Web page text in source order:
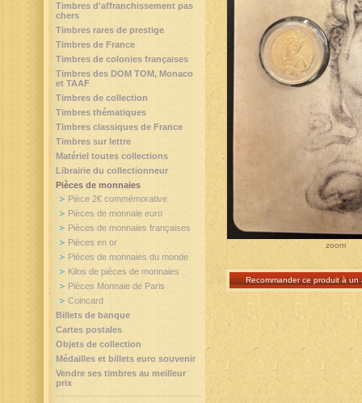
zoom
Recommander ce produit à un
Timbres d'affranchissement pas
chers
Timbres rares de prestige
Timbres de France
Timbres de colonies françaises
Timbres des DOM TOM, Monaco
et TAAF
Timbres de collection
Timbres thématiques
Timbres classiques de France
Timbres sur lettre
Matériel toutes collections
Librairie du collectionneur
Pièces de monnaies
Pièce 2€ commémorative
Pièces de monnaie euro
Pièces de monnaies françaises
Pièces en or
Pièces de monnaies du monde
Kilos de pièces de monnaies
Pièces Monnaie de Paris
Coincard
Billets de banque
Cartes postales
Objets de collection
Médailles et billets euro souvenir
Vendre ses timbres au meilleur
prix